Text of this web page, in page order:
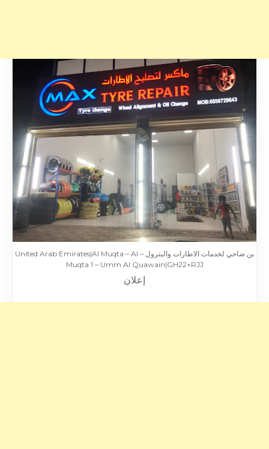
بن ضاحي لخدمات الاطارات والبترول – United Arab Emirates|Al Muqta – Al
Muqta 1 – Umm Al Quawain|GH22+RJJ
إعلان